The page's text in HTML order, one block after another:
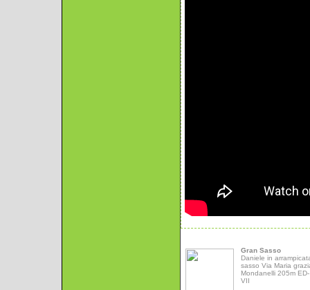
Gran Sasso
Daniele in
sasso Via Maria
Mondanelli 205m
VII